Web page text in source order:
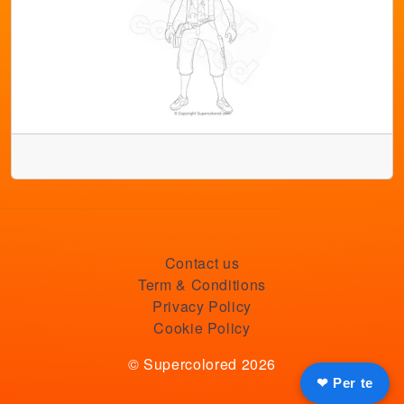
❤ Per te
Contact us
Term & Conditions
Privacy Policy
Cookie Policy
© Supercolored 2026